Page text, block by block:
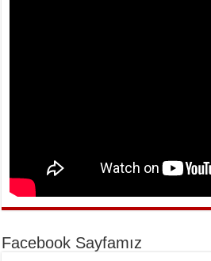
Facebook Sayfamız